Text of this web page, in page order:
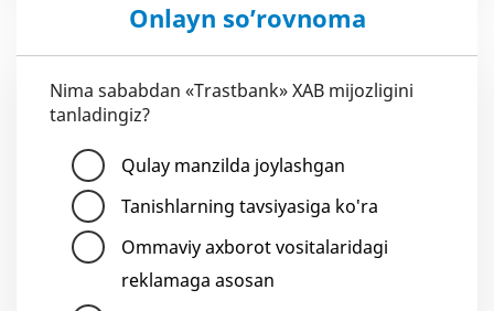
Onlayn so’rovnoma
Nima sababdan «Trastbank» XAB mijozligini
tanladingiz?
Qulay manzilda joylashgan
Tanishlarning tavsiyasiga ko'ra
Ommaviy axborot vositalaridagi
reklamaga asosan